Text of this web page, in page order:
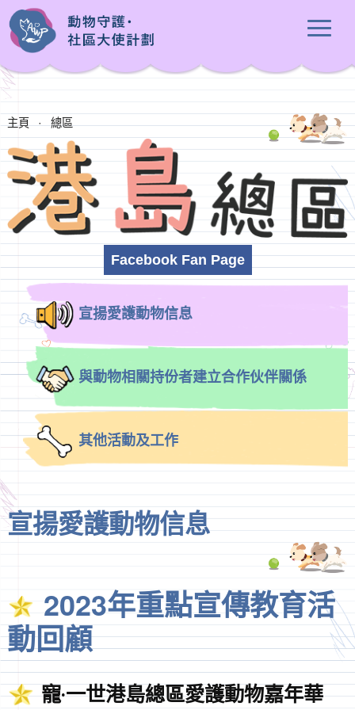
主頁 · 總區
Facebook Fan Page
宣揚愛護動物信息
與動物相關持份者建立合作伙伴關係
其他活動及工作
宣揚愛護動物信息
2023年重點宣傳教育活
動回顧
寵‧一世港島總區愛護動物嘉年華